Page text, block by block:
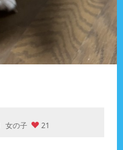
女の子 21